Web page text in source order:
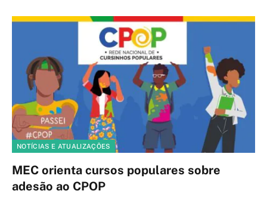
NOTÍCIAS E ATUALIZAÇÕES
MEC orienta cursos populares sobre
adesão ao CPOP